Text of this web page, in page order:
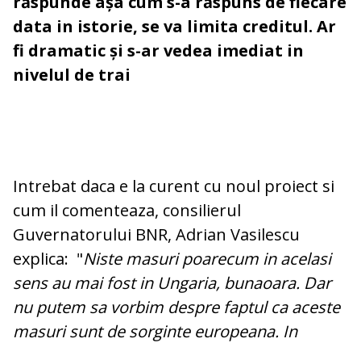
data in istorie, se va limita creditul. Ar
fi dramatic și s-ar vedea imediat in
nivelul de trai
Intrebat daca e la curent cu noul proiect si
cum il comenteaza, consilierul
Guvernatorului BNR, Adrian Vasilescu
explica: "Niste masuri poarecum in acelasi
sens au mai fost in Ungaria, bunaoara. Dar
nu putem sa vorbim despre faptul ca aceste
masuri sunt de sorginte europeana. In